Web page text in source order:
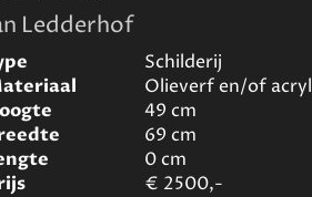
Ledderhof
Schilderij
Olieverf en/of acryl
49 cm
69 cm
0cm
€ 2500,-